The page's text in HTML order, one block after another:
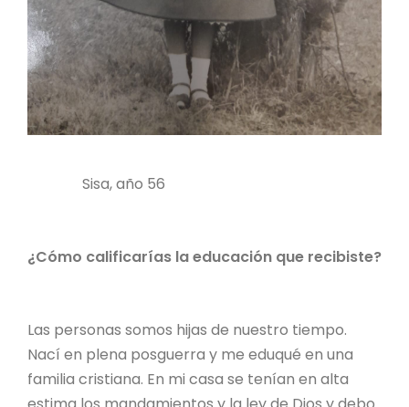
Sisa, año 56
¿Cómo calificarías la educación que recibiste?
Las personas somos hijas de nuestro tiempo.
Nací en plena posguerra y me eduqué en una
familia cristiana. En mi casa se tenían en alta